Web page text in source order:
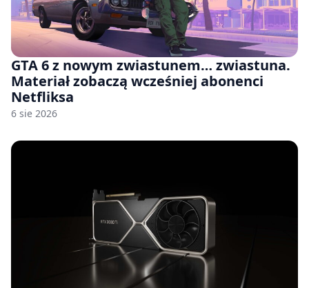
GTA 6 z nowym zwiastunem… zwiastuna.
Materiał zobaczą wcześniej abonenci
Netfliksa
6 sie 2026